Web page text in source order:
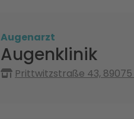
Augenarzt
Augenklinik
Prittwitzstraße 43, 89075